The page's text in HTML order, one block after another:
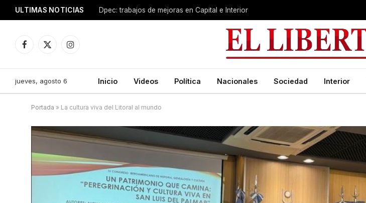
ULTIMAS NOTICIAS Dpec: trabajos de mejoras en Capital e Interior
Facebook
X
Instagram
jueves, agosto 6 Inicio Videos Política Nacionales Sociedad Interior
Portada » La cultura viva del Litoral al mundo